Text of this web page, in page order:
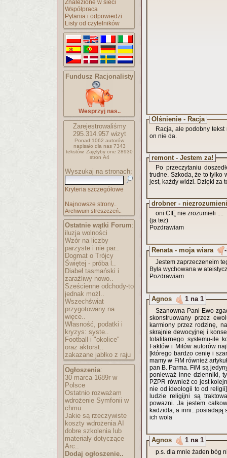
Znalezione w sieci
Współpraca
Pytania i odpowiedzi
Listy od czytelników
Fundusz Racjonalisty
Wesprzyj nas..
Zarejestrowaliśmy
295.314.957wizyt
Ponad 1062 autorów
napisało dla nas 7343
tekstów. Zajęłyby one 28930
stron A4
Wyszukaj na stronach:
Kryteria szczegółowe
Najnowsze strony..
Archiwum streszczeń..
Ostatnie wątki Forum:
iluzja wolności
Wzór na liczby
parzyste i nie par..
Dogmat o Trójcy
Świętej - próba l..
Diabeł tasmański i
zaraźliwy nowo..
Sześcienne odchody-to
jednak możl..
Wszechświat
przygotowany na
więce..
Własność, podatki i
kryzys: syste..
Football i "okolice"
oraz aktorst..
zakazane jabłko z raju
Ogłoszenia:
30 marca 1689r w
Polsce
Ostatnio rozważam
wdrożenie Symfonii w
chmu..
Jakie są rzeczywiste
koszty wdrożenia AI
dobre szkolenia lub
materiały dotyczące
Arc..
Dodaj ogłoszenie..
Olśnienie - Racja
Racja, ale podobny tekst
on nie da.
remont - Jestem za!
Po przeczytaniu
trudne. Szkoda, że to tylko
jest, każdy widzi. Dzięki za
drobner -
oni CIĘ nie zrozumieli ....
(ja też)
Pozdrawiam
Renata - moja wiara
Jestem zaprzeczeneim
Była wychowana w
Pozdrawiam
Agnos 1 na 1
Szanowna Pani Ewo-
skonstruowany przez
karmiony przez rodzinę,
skrajnie dewocyjnej i
totalitarnego systemu-ile
Faktów i Mitów autorów
[którego bardzo cenię i
mamy w FiM również
pan B. Parma. FiM są
ponieważ inne dzienniki,
PZPR również co jest
nie od ideologii to od
ludzie religijni są
powazni. Ja jestem
kadzidła, a
ich wola
Agnos 1 na 1
p.s. dla mnie żaden bóg